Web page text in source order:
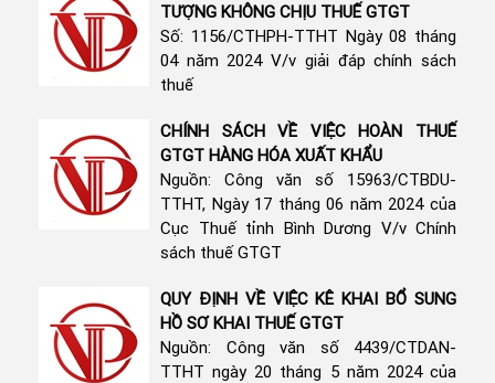
TƯỢNG KHÔNG CHỊU THUẾ GTGT
Số: 1156/CTHPH-TTHT Ngày 08 tháng
04 năm 2024 V/v giải đáp chính sách
thuế
CHÍNH SÁCH VỀ VIỆC HOÀN THUẾ
GTGT HÀNG HÓA XUẤT KHẨU
Nguồn: Công văn số 15963/CTBDU-
TTHT, Ngày 17 tháng 06 năm 2024 của
Cục Thuế tỉnh Bình Dương V/v Chính
sách thuế GTGT
QUY ĐỊNH VỀ VIỆC KÊ KHAI BỔ SUNG
HỒ SƠ KHAI THUẾ GTGT
Nguồn: Công văn số 4439/CTDAN-
TTHT ngày 20 tháng 5 năm 2024 của